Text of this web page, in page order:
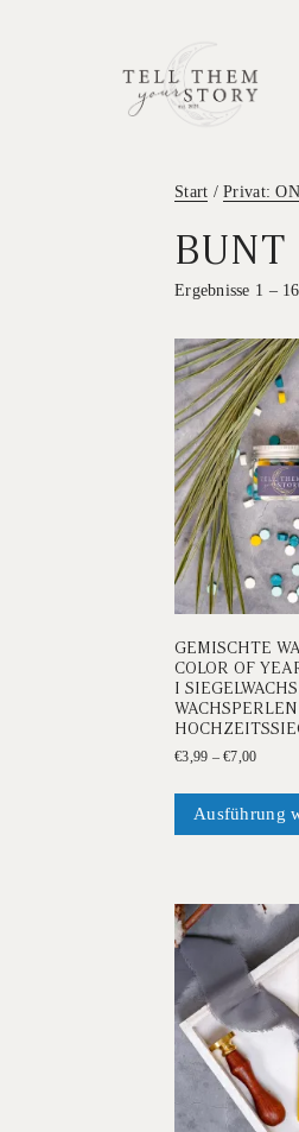
Start /Privat:
BUNT
Ergebnisse 1 –
GEMISCHTE
COLOR OF
I
€3,99 –€7,00
bis
€7,00
Ausführung